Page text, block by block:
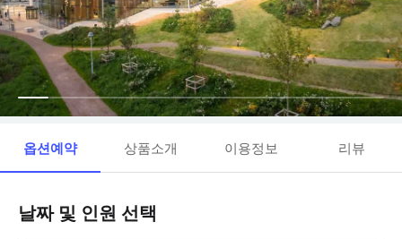
옵션예약 상품소개 이용정보 리뷰
날짜 및 인원 선택